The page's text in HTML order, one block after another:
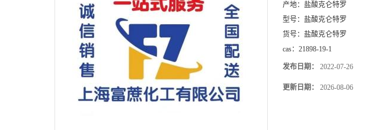
产地： 盐酸克仑特罗
型号： 盐酸克仑特罗
货号： 盐酸克仑特罗
cas： 21898-19-1
发布日期： 2022-07-26
更新日期： 2026-08-06